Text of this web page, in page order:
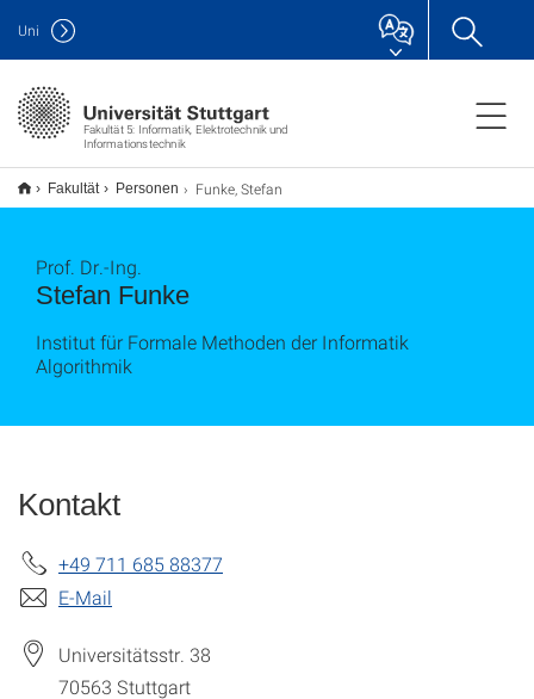
Fakultät 5: Informatik, Elektrotechnik und
Informationstechnik
Uni
Fakultät Personen Funke, Stefan
Stefan Funke
Prof. Dr.-Ing.
Institut für Formale Methoden der Informatik
Algorithmik
Kontakt
+49 711 685 88377
E-Mail
Universitätsstr. 38
70563 Stuttgart